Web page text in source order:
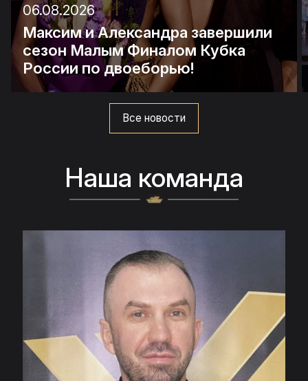
06.08.2026
Максим и Александра завершили
сезон Малым Финалом Кубка
России по двоеборью!
Все новости
Наша команда